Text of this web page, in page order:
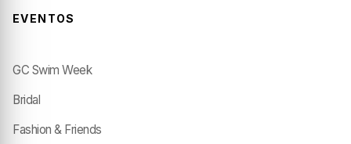
EVENTOS
GC Swim Week
Bridal
Fashion & Friends